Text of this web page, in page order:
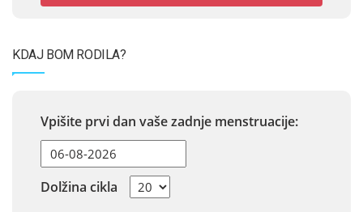
KDAJ BOM RODILA?
Vpišite prvi dan vaše zadnje menstruacije:
Dolžina cikla